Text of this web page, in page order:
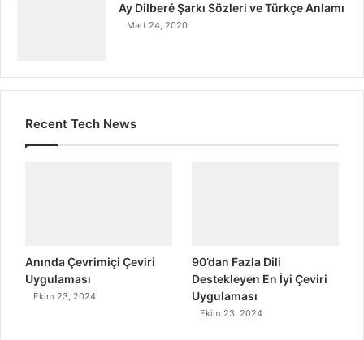
Ay Dilberé Şarkı Sözleri ve Türkçe Anlamı
Mart 24, 2020
Recent Tech News
Anında Çevrimiçi Çeviri
Uygulaması
Ekim 23, 2024
90’dan Fazla Dili
Destekleyen En İyi Çeviri
Uygulaması
Ekim 23, 2024